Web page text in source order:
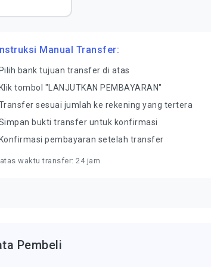
Manual Transfer:
bank tujuan transfer di atas
tombol "LANJUTKAN PEMBAYARAN"
sesuai jumlah ke rekening yang tertera
bukti transfer untuk konfirmasi
pembayaran setelah transfer
waktu transfer: 24 jam
Pembeli